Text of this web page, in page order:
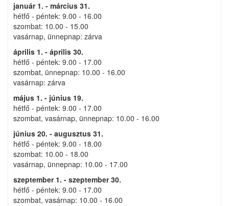
január 1. - március 31.
hétfő - péntek: 9.00 - 16.00
szombat: 10.00 - 15.00
vasárnap, ünnepnap: zárva
április 1. - április 30.
hétfő - péntek: 9.00 - 17.00
szombat, ünnepnap: 10.00 - 16.00
vasárnap: zárva
május 1. - június 19.
hétfő - péntek: 9.00 - 17.00
szombat, vasárnap, ünnepnap: 10.00 - 16.00
június 20. - augusztus 31.
hétfő - péntek: 9.00 - 18.00
szombat: 10.00 - 18.00
vasárnap, ünnepnap: 10.00 - 17.00
szeptember 1. - szeptember 30.
hétfő - péntek: 9.00 - 17.00
szombat, vasárnap: 10.00 - 16.00